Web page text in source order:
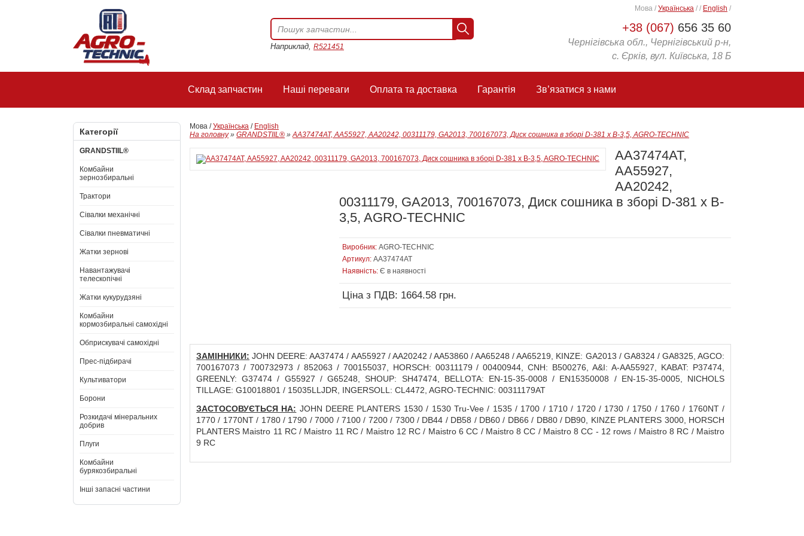
+38 (067) 656 35 60
Чернігівська обл., Чернігівський р-н,
с. Єрків, вул. Київська, 18 Б
Мова / Українська / / English /
Наприклад, R521451
Склад запчастин Наші переваги Оплата та доставка Гарантія Зв’язатися з нами
Категорії
GRANDSTIIL®
Комбайни
зернозбиральні
Трактори
Сівалки механічні
Сівалки пневматичні
Жатки зернові
Навантажувачі
телескопічні
Жатки кукурудзяні
Комбайни
кормозбиральні самохідні
Обприскувачі самохідні
Прес-підбирачі
Культиватори
Борони
Розкидачі мінеральних
добрив
Плуги
Комбайни
бурякозбиральні
Інші запасні частини
Мова /Українська / English
На головну» GRANDSTIIL® »AA37474AT, AA55927, AA20242, 00311179, GA2013, 700167073, Диск сошника в зборі D-381 x B-3,5, AGRO-TECHNIC
AA37474AT,
AA55927,
AA20242,
00311179, GA2013, 700167073, Диск сошника в зборі D-381 x B-
3,5, AGRO-TECHNIC
Виробник: AGRO-TECHNIC
Артикул: AA37474AT
Наявність: Є в наявності
Ціна з ПДВ: 1664.58 грн.
ЗАМІННИКИ: JOHN DEERE: AA37474 / AA55927 / AA20242 / AA53860 / AA65248 / AA65219, KINZE: GA2013 / GA8324 / GA8325, AGCO:
700167073 / 700732973 / 852063 / 700155037, HORSCH: 00311179 / 00400944, CNH: B500276, A&I: A-AA55927, KABAT: P37474,
GREENLY: G37474 / G55927 / G65248, SHOUP: SH47474, BELLOTA: EN-15-35-0008 / EN15350008 / EN-15-35-0005, NICHOLS
TILLAGE: G10018801 / 15035LLJDR, INGERSOLL: CL4472, AGRO-TECHNIC: 00311179AT
ЗАСТОСОВУЄТЬСЯ НА: JOHN DEERE PLANTERS 1530 / 1530 Tru-Vee / 1535 / 1700 / 1710 / 1720 / 1730 / 1750 / 1760 / 1760NT /
1770 / 1770NT / 1780 / 1790 / 7000 / 7100 / 7200 / 7300 / DB44 / DB58 / DB60 / DB66 / DB80 / DB90, KINZE PLANTERS 3000, HORSCH
PLANTERS Maistro 11 RC / Maistro 11 RC / Maistro 12 RC / Maistro 6 CC / Maistro 8 CC / Maistro 8 CC - 12 rows / Maistro 8 RC / Maistro
9 RC